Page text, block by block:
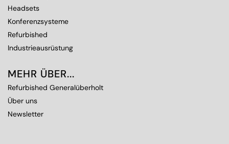
Headsets
Konferenzsysteme
Refurbished
Industrieausrüstung
MEHR ÜBER...
Refurbished Generalüberholt
Über uns
Newsletter